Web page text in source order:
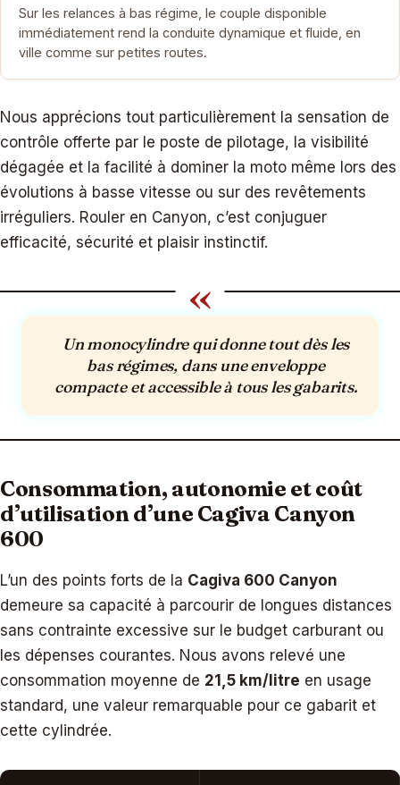
Sur les relances à bas régime, le couple disponible
immédiatement rend la conduite dynamique et fluide, en
ville comme sur petites routes.
Nous apprécions tout particulièrement la sensation de
contrôle offerte par le poste de pilotage, la visibilité
dégagée et la facilité à dominer la moto même lors des
évolutions à basse vitesse ou sur des revêtements
irréguliers. Rouler en Canyon, c’est conjuguer
efficacité, sécurité et plaisir instinctif.
«
Un monocylindre qui donne tout dès les
bas régimes, dans une enveloppe
compacte et accessible à tous les gabarits.
Consommation, autonomie et coût
d’utilisation d’une Cagiva Canyon
600
L’un des points forts de la Cagiva 600 Canyon
demeure sa capacité à parcourir de longues distances
sans contrainte excessive sur le budget carburant ou
les dépenses courantes. Nous avons relevé une
consommation moyenne de 21,5 km/litre en usage
standard, une valeur remarquable pour ce gabarit et
cette cylindrée.